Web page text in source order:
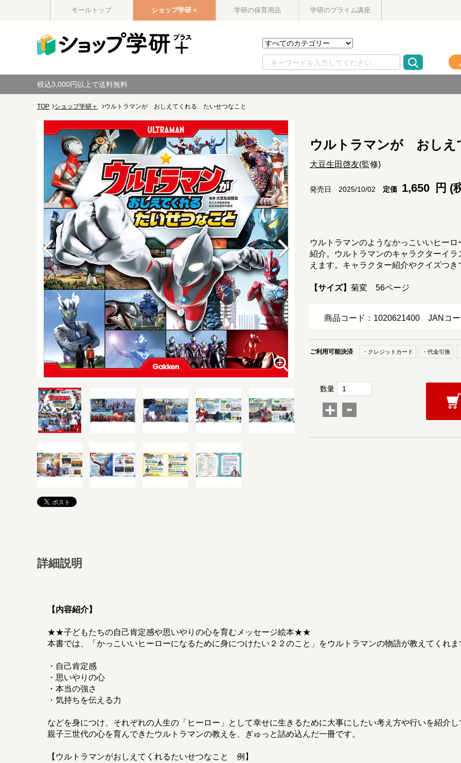
モールトップ ショップ学研＋ 学研の保育用品 学研のプライム講座
税込3,000円以上で送料無料
TOP ショップ学研＋ ウルトラマンが おしえてくれる たいせつなこと
ウルトラマンが おし
大豆生田啓友(監修)
発売日 2025/10/02 定価 1,650 円 (
ウルトラマンのようなかっこいいヒー
紹介。ウルトラマンのキャラクターイ
えます。キャラクター紹介やクイズつ
【サイズ】 菊変 56ページ
商品コード：1020621400 JANコ
ご利用可能決済 ・クレジットカード ・代金引換
数量
+ -
詳細説明
【内容紹介】
★★子どもたちの自己肯定感や思いやりの心を育むメッセージ絵本★★
本書では、「かっこいいヒーローになるために身につけたい２２のこと」をウルトラマンの物語が教えてくれま
・自己肯定感
・思いやりの心
・本当の強さ
・気持ちを伝える力
などを身につけ、それぞれの人生の「ヒーロー」として幸せに生きるために大事にしたい考え方や行いを紹介
親子三世代の心を育んできたウルトラマンの教えを、ぎゅっと詰め込んだ一冊です。
【ウルトラマンがおしえてくれるたいせつなこと 例】